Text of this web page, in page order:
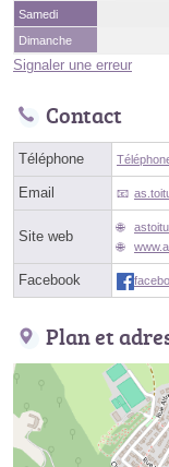
Samedi
Dimanche
Signaler une erreur
Contact
Téléphone
Email
Site web
Facebook
Plan et